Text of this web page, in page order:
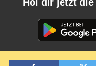
Hol dir jetzt die